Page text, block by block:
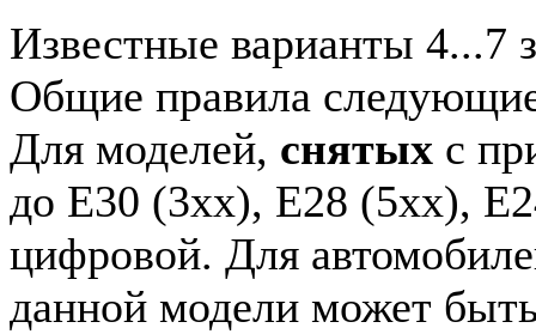
Известные варианты 4...7
Общие правила
Для моделей, снятых с
до E30 (3xx), E28 (5xx),
цифровой. Для
данной модели может